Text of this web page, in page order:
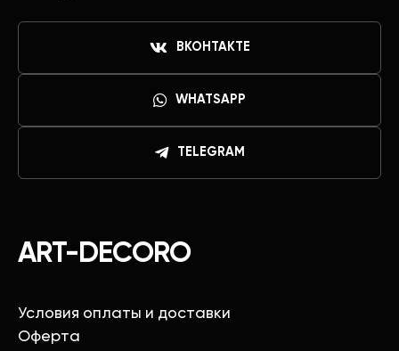
ART-DECORO
Условия оплаты и доставки
Оферта
ВКОНТАКТЕ
WHATSAPP
TELEGRAM